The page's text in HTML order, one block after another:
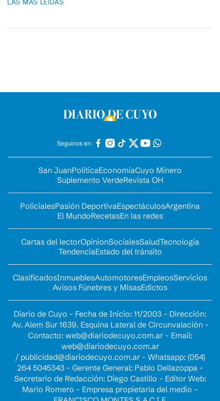
LAS MÁS LEIDAS
Seguinos en:
San JuanPolíticaEconomíaCuyo Minero
Suplemento VerdeRevista OH
PolicialesPasión DeportivaEspectáculosArgentina
El MundoRecetasEn las redes
Cartas del lectorOpinionSocialesSaludTecnología
TendenciaEstado del tránsito
ClasificadosInmueblesAutomotoresEmpleosServicios
Avisos Fúnebres y MisasEdictos
Diario de Cuyo - Fecha de Inicio: 11/2003 - Dirección:
Av. Alem Sur 1639. Esquina Lateral de Circunvalación -
Contacto: web@diariodecuyo.com.ar- Email:
web@diariodecuyo.com.ar
/ publicidad@diariodecuyo.com.ar- Whatsapp: (054)
264 5045343 - Gerente General: Pablo Dellazoppa -
Secretario de Redacción: Diego Castillo - Editor Web:
Mario Romero - Empresa propietaria del medio -